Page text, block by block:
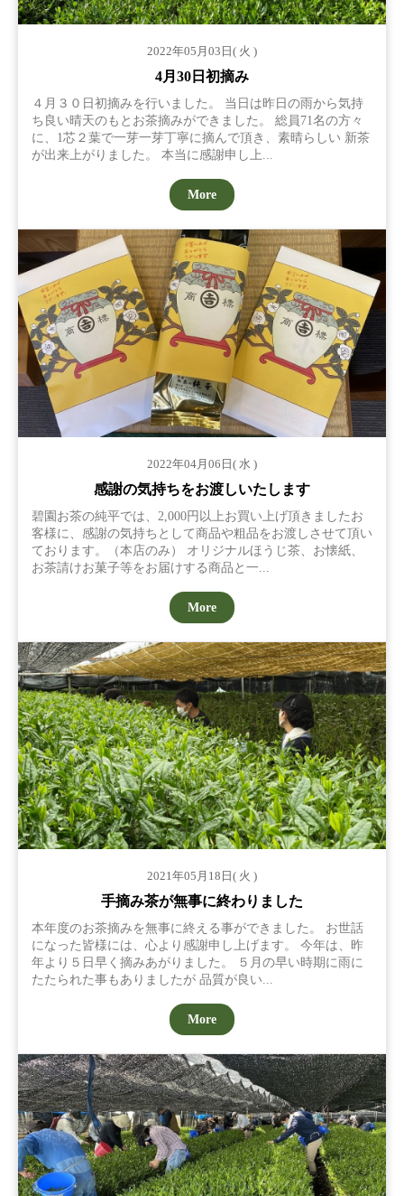
2022年05月03日( 火 )
4月30日初摘み
４月３０日初摘みを行いました。 当日は昨日の雨から気持
ち良い晴天のもとお茶摘みができました。 総員71名の方々
に、1芯２葉で一芽一芽丁寧に摘んで頂き、素晴らしい 新茶
が出来上がりました。 本当に感謝申し上...
More
2022年04月06日( 水 )
感謝の気持ちをお渡しいたします
碧園お茶の純平では、2,000円以上お買い上げ頂きましたお
客様に、感謝の気持ちとして商品や粗品をお渡しさせて頂い
ております。（本店のみ） オリジナルほうじ茶、お懐紙、
お茶請けお菓子等をお届けする商品と一...
More
2021年05月18日( 火 )
手摘み茶が無事に終わりました
本年度のお茶摘みを無事に終える事ができました。 お世話
になった皆様には、心より感謝申し上げます。 今年は、昨
年より５日早く摘みあがりました。 ５月の早い時期に雨に
たたられた事もありましたが 品質が良い...
More